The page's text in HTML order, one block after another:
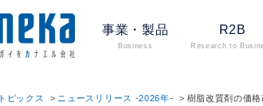
事業・製品
Business
R2B
Research to
トピックス ニュースリリース -2026年- 樹脂改質剤の価